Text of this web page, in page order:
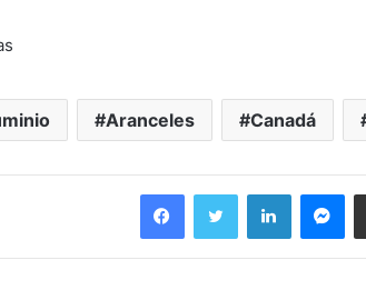
Aranceles Canadá
FacebookTwitter LinkedIn